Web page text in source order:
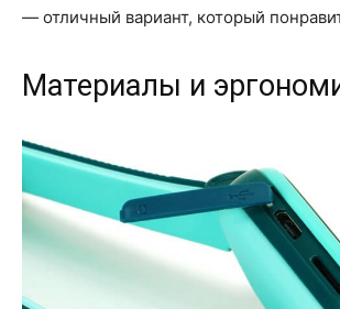
— отличный вариант, который
Материалы и